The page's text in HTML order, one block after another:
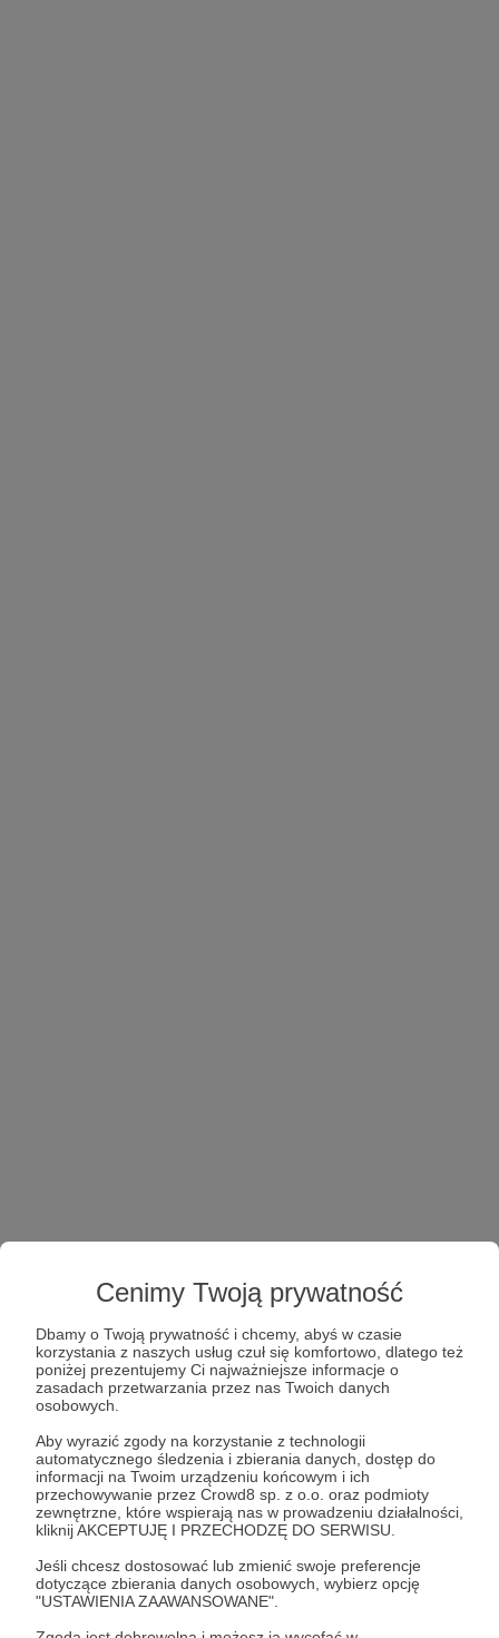
Cenimy Twoją prywatność
Dbamy o Twoją prywatność i chcemy, abyś w czasie
korzystania z naszych usług czuł się komfortowo, dlatego też
poniżej prezentujemy Ci najważniejsze informacje o
zasadach przetwarzania przez nas Twoich danych
osobowych.
Aby wyrazić zgody na korzystanie z technologii
automatycznego śledzenia i zbierania danych, dostęp do
informacji na Twoim urządzeniu końcowym i ich
przechowywanie przez Crowd8 sp. z o.o. oraz podmioty
zewnętrzne, które wspierają nas w prowadzeniu działalności,
kliknij AKCEPTUJĘ I PRZECHODZĘ DO SERWISU.
Jeśli chcesz dostosować lub zmienić swoje preferencje
dotyczące zbierania danych osobowych, wybierz opcję
"USTAWIENIA ZAAWANSOWANE".